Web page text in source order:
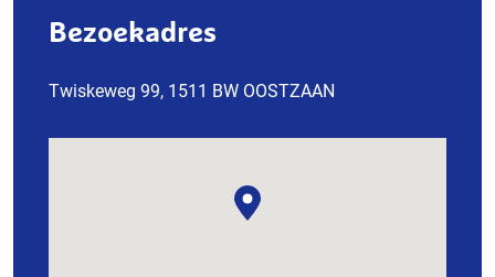
Bezoekadres
Twiskeweg 99, 1511 BW OOSTZAAN